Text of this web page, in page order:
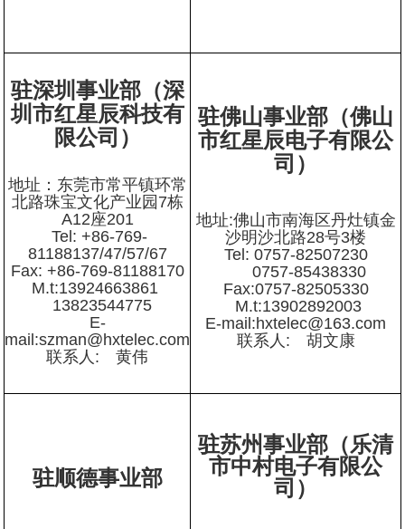
驻深圳事业部（深
圳市红星辰科技有
限公司）
地址：东莞市常平镇环常
北路珠宝文化产业园7栋
A12座201
Tel: +86-769-
81188137/47/57/67
Fax: +86-769-81188170
M.t:13924663861
13823544775
E-
mail:szman@hxtelec.com
联系人: 黄伟
驻佛山事业部（佛山
市红星辰电子有限公
司）
地址:佛山市南海区丹灶镇金
沙明沙北路28号3楼
Tel: 0757-82507230
0757-85438330
Fax:0757-82505330
M.t:13902892003
E-mail:hxtelec@163.com
联系人: 胡文康
驻顺德事业部
驻苏州事业部（乐清
市中村电子有限公
司）